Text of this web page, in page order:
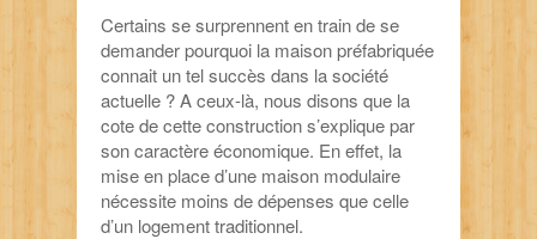
Certains se surprennent en train de se
demander pourquoi la maison préfabriquée
connait un tel succès dans la société
actuelle ? A ceux-là, nous disons que la
cote de cette construction s’explique par
son caractère économique. En effet, la
mise en place d’une maison modulaire
nécessite moins de dépenses que celle
d’un logement traditionnel.